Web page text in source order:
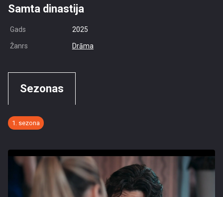
Samta dinastija
Gads 2025
Žanrs Drāma
Sezonas
1. sezona